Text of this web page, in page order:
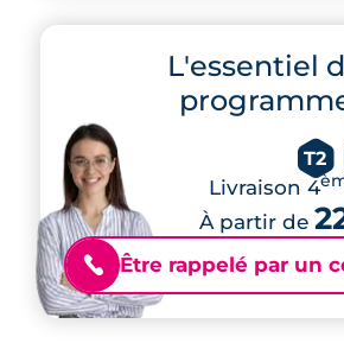
L'essentiel
T2
Livraison 4
À partir de
📞 Être rappelé par un